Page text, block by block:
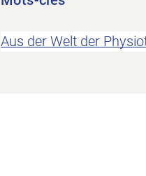
Aus der Welt der